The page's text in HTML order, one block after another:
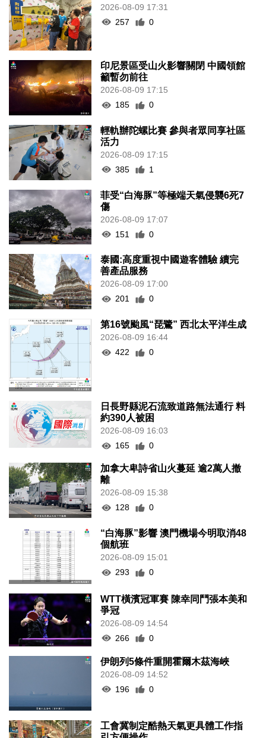
2026-08-09 17:31
257
0
印尼景區受山火影響關閉 中國領館
籲暫勿前往
2026-08-09 17:15
185
0
輕軌辦陀螺比賽 參與者眾同享社區
活力
2026-08-09 17:15
385
1
菲受“白海豚”等極端天氣侵襲6死7
傷
2026-08-09 17:07
151
0
泰國:高度重視中國遊客體驗 續完
善產品服務
2026-08-09 17:00
201
0
第16號颱風“琵鷺” 西北太平洋生成
2026-08-09 16:44
422
0
日長野縣泥石流致道路無法通行 料
約390人被困
2026-08-09 16:03
165
0
加拿大卑詩省山火蔓延 逾2萬人撤
離
2026-08-09 15:38
128
0
“白海豚”影響 澳門機場今明取消48
個航班
2026-08-09 15:01
293
0
WTT橫濱冠軍賽 陳幸同鬥張本美和
爭冠
2026-08-09 14:54
266
0
伊朗列5條件重開霍爾木茲海峽
2026-08-09 14:52
196
0
工會冀制定酷熱天氣更具體工作指